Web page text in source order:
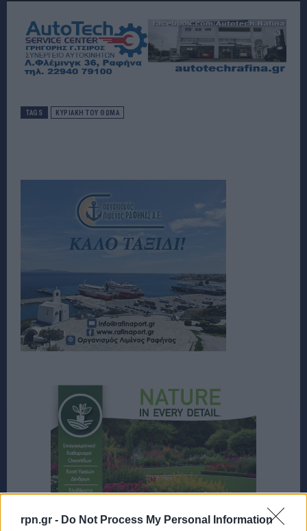
rpn.gr - Do Not Process My Personal Information
TAGS ΚΥΡΙΑΚΗ ΤΟΥ ΘΩΜΑ